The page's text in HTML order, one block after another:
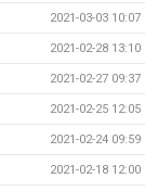
2021-03-03 10:07
2021-02-28 13:10
2021-02-27 09:37
2021-02-25 12:05
2021-02-24 09:59
2021-02-18 12:00